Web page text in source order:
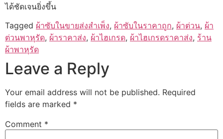
ได้ชัดเจนยิ่งขึ้น
Tagged ผ้าซับในขายส่งสำเพ็ง, ผ้าซับในราคาถูก, ผ้าต่วน, ผ้า
ต่วนพาหุรัด, ผ้าราคาส่ง, ผ้าไฮเกรด, ผ้าไฮเกรดราคาส่ง, ร้าน
ผ้าพาหุรัด
Leave a Reply
Your email address will not be published. Required
fields are marked *
Comment *